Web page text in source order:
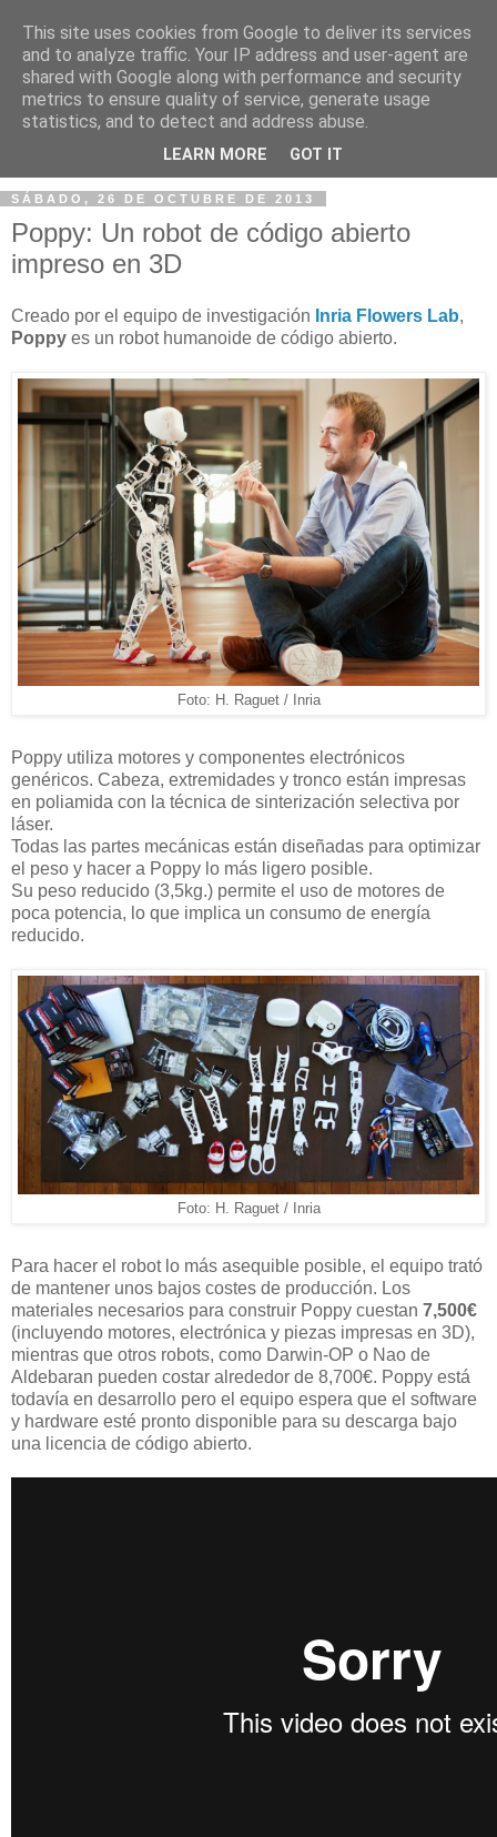
SÁBADO, 26 DE OCTUBRE DE 2013
Poppy: Un robot de código abierto
impreso en 3D
Creado por el equipo de investigación Inria Flowers Lab,
Poppy es un robot humanoide de código abierto.
Foto: H. Raguet / Inria
Poppy utiliza motores y componentes electrónicos
genéricos. Cabeza, extremidades y tronco están impresas
en poliamida con la técnica de sinterización selectiva por
láser.
Todas las partes mecánicas están diseñadas para optimizar
el peso y hacer a Poppy lo más ligero posible.
Su peso reducido (3,5kg.) permite el uso de motores de
poca potencia, lo que implica un consumo de energía
reducido.
Foto: H. Raguet / Inria
Para hacer el robot lo más asequible posible, el equipo trató
de mantener unos bajos costes de producción. Los
materiales necesarios para construir Poppy cuestan 7,500€
(incluyendo motores, electrónica y piezas impresas en 3D),
mientras que otros robots, como Darwin-OP o Nao de
Aldebaran pueden costar alrededor de 8,700€. Poppy está
todavía en desarrollo pero el equipo espera que el software
y hardware esté pronto disponible para su descarga bajo
una licencia de código abierto.
This site uses cookies from Google to deliver its services
and to analyze traffic. Your IP address and user-agent are
shared with Google along with performance and security
metrics to ensure quality of service, generate usage
statistics, and to detect and address abuse.
LEARN MORE GOT IT